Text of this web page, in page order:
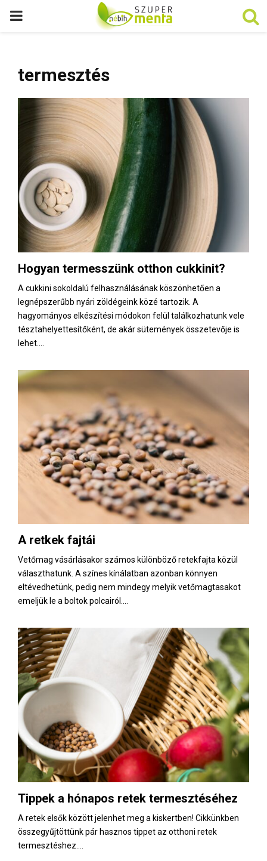
P
N
U
termesztés
Hogyan termesszünk otthon cukkinit?
A cukkini sokoldalú felhasználásának köszönhetően a
legnépszerűbb nyári zöldégeink közé tartozik. A
hagyományos elkészítési módokon felül találkozhatunk vele
tésztahelyettesítőként, de akár sütemények összetevője is
lehet....
A retkek fajtái
Vetőmag vásárlásakor számos különböző retekfajta közül
választhatunk. A színes kínálatban azonban könnyen
eltévedhetünk, pedig nem mindegy melyik vetőmagtasakot
emeljük le a boltok polcairól....
Tippek a hónapos retek termesztéséhez
A retek elsők között jelenhet meg a kiskertben! Cikkünkben
összegyűjtöttünk pár hasznos tippet az otthoni retek
termesztéshez....